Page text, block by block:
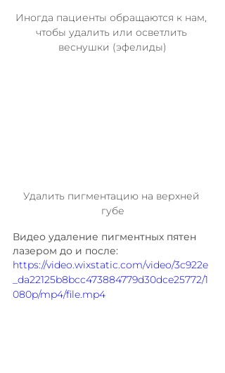
Иногда пациенты обращаются к нам,
чтобы удалить или осветлить
веснушки (эфелиды)
Удалить пигментацию на верхней
губе
Видео удаление пигментных пятен
лазером до и после:
https://video.wixstatic.com/video/3c922e
_da22125b8bcc473884779d30dce25772/1
080p/mp4/file.mp4